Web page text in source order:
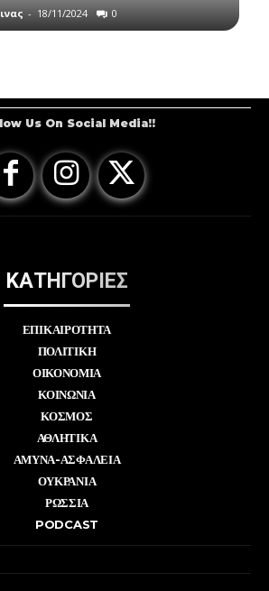
- 18/11/2024 0
Us On Social Media!!
ΚΑΤΗΓΟΡΙΕΣ
ΕΠΙΚΑΙΡΟΤΗΤΑ
ΠΟΛΙΤΙΚΗ
ΟΙΚΟΝΟΜΙΑ
ΚΟΙΝΩΝΙΑ
ΚΟΣΜΟΣ
ΑΘΛΗΤΙΚΑ
ΑΜΥΝΑ-ΑΣΦΑΛΕΙΑ
ΟΥΚΡΑΝΙΑ
ΡΩΣΣΙΑ
PODCAST